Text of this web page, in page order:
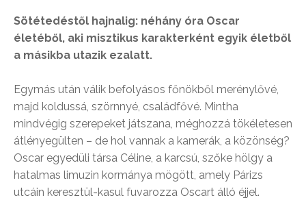
Sötétedéstől hajnalig: néhány óra Oscar
életéből, aki misztikus karakterként egyik életből
a másikba utazik ezalatt.
Egymás után válik befolyásos főnökből merénylővé,
majd koldussá, szörnnyé, családfővé. Mintha
mindvégig szerepeket játszana, méghozzá tökéletesen
átlényegülten – de hol vannak a kamerák, a közönség?
Oscar egyedüli társa Céline, a karcsú, szőke hölgy a
hatalmas limuzin kormánya mögött, amely Párizs
utcáin keresztül-kasul fuvarozza Oscart álló éjjel.